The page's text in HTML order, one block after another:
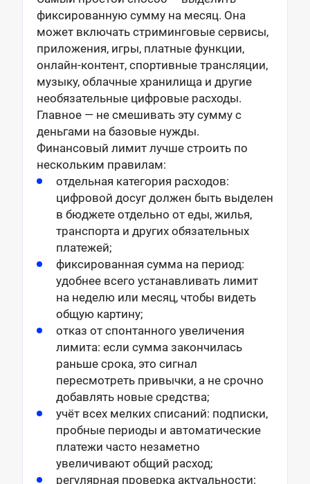
фиксированную сумму на месяц. Она
может включать стриминговые сервисы,
приложения, игры, платные функции,
онлайн-контент, спортивные трансляции,
музыку, облачные хранилища и другие
необязательные цифровые расходы.
Главное — не смешивать эту сумму с
деньгами на базовые нужды.
Финансовый лимит лучше строить по
нескольким правилам:
отдельная категория расходов:
цифровой досуг должен быть выделен
в бюджете отдельно от еды, жилья,
транспорта и других обязательных
платежей;
фиксированная сумма на период:
удобнее всего устанавливать лимит
на неделю или месяц, чтобы видеть
общую картину;
отказ от спонтанного увеличения
лимита: если сумма закончилась
раньше срока, это сигнал
пересмотреть привычки, а не срочно
добавлять новые средства;
учёт всех мелких списаний: подписки,
пробные периоды и автоматические
платежи часто незаметно
увеличивают общий расход;
регулярная проверка актуальности: